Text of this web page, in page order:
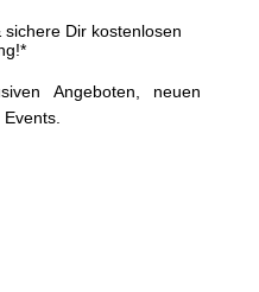
Dir kostenlosen
Angeboten, neuen